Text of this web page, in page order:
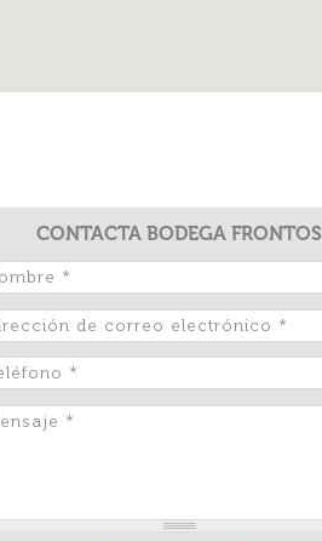
CONTACTA BODEGA FRONTOS